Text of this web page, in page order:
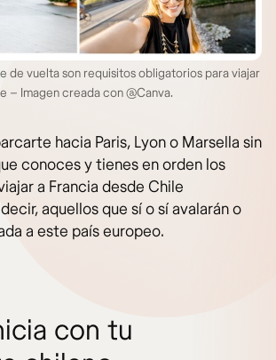
de vuelta son requisitos obligatorios para viajar
– Imagen creada con @Canva.
hacia Paris, Lyon o Marsella sin
conoces y tienes en orden los
a Francia desde Chile
aquellos que sí o sí avalarán o
a este país europeo.
con tu